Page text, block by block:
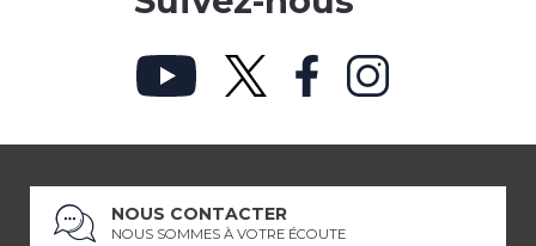
NOUS CONTACTER
NOUS SOMMES À VOTRE ÉCOUTE